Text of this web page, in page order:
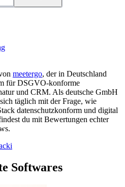
meetergo, der in Deutschland
für DSGVO-konforme
und CRM. Als deutsche GmbH
täglich mit der Frage, wie
datenschutzkonform und digital
du mit Bewertungen echter
Softwares